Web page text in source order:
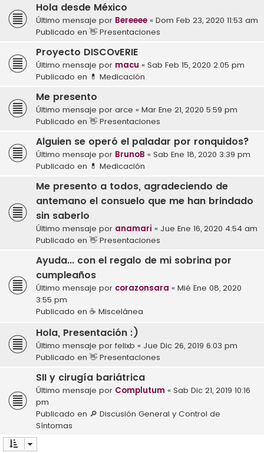
Hola desde México
Último mensaje por Bereeee « Dom Feb 23, 2020 11:53 am
Publicado en 👋 Presentaciones
Proyecto DISCOvERIE
Último mensaje por macu « Sab Feb 15, 2020 2:05 pm
Publicado en 💊 Medicación
Me presento
Último mensaje por arce « Mar Ene 21, 2020 5:59 pm
Publicado en 👋 Presentaciones
Alguien se operó el paladar por ronquidos?
Último mensaje por BrunoB « Sab Ene 18, 2020 3:39 pm
Publicado en 💊 Medicación
Me presento a todos, agradeciendo de
antemano el consuelo que me han brindado
sin saberlo
Último mensaje por anamari « Jue Ene 16, 2020 4:54 am
Publicado en 👋 Presentaciones
Ayuda... con el regalo de mi sobrina por
cumpleaños
Último mensaje por corazonsara « Mié Ene 08, 2020
3:55 pm
Publicado en ☕ Miscelánea
Hola, Presentación :)
Último mensaje porfelixb « Jue Dic 26, 2019 6:03 pm
Publicado en 👋 Presentaciones
SII y cirugía bariátrica
Último mensaje por Complutum « Sab Dic 21, 2019 10:16
pm
Publicado en 🔎 Discusión General y Control de
Síntomas